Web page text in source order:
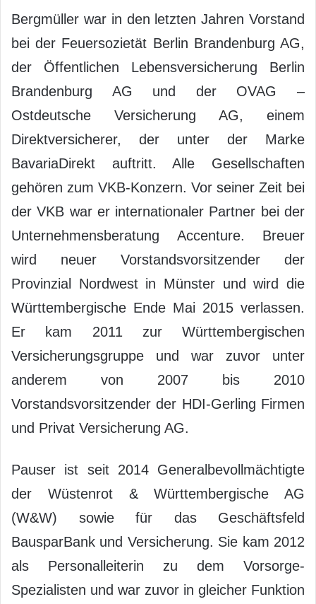
Bergmüller war in den letzten Jahren Vorstand
bei der Feuersozietät Berlin Brandenburg AG,
der Öffentlichen Lebensversicherung Berlin
Brandenburg AG und der OVAG –
Ostdeutsche Versicherung AG, einem
Direktversicherer, der unter der Marke
BavariaDirekt auftritt. Alle Gesellschaften
gehören zum VKB-Konzern. Vor seiner Zeit bei
der VKB war er internationaler Partner bei der
Unternehmensberatung Accenture. Breuer
wird neuer Vorstandsvorsitzender der
Provinzial Nordwest in Münster und wird die
Württembergische Ende Mai 2015 verlassen.
Er kam 2011 zur Württembergischen
Versicherungsgruppe und war zuvor unter
anderem von 2007 bis 2010
Vorstandsvorsitzender der HDI-Gerling Firmen
und Privat Versicherung AG.
Pauser ist seit 2014 Generalbevollmächtigte
der Wüstenrot & Württembergische AG
(W&W) sowie für das Geschäftsfeld
BausparBank und Versicherung. Sie kam 2012
als Personalleiterin zu dem Vorsorge-
Spezialisten und war zuvor in gleicher Funktion